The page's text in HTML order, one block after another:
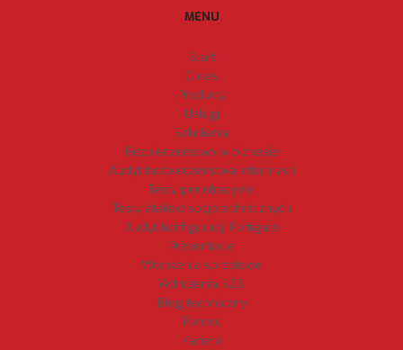
MENU
Start
O nas
Produkty
Usługi
Szkolenia
Bezpieczeństwo w biznesie
Audyt bezpieczeństwa informacji
Testy penetracyjne
Testy ataków socjotechnicznych
Audyt konfiguracji Fortigate
Prezentacje
Wdrożenia sprzętowe
Wdrożenia SZBI
Blog techniczny
Pomoc
Kariera